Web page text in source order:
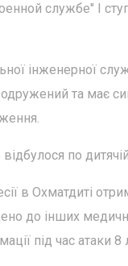
службе" І
інженерної
та має
по
в Охматдиті
до інших
під час атаки 8